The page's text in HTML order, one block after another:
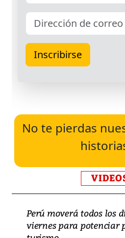
No te pierdas
Perú moverá todos los
viernes para potenciar